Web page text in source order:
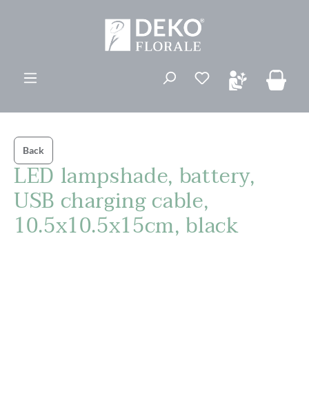
Du har 0
Back
LED lampshade, battery,
USB charging cable,
10.5x10.5x15cm, black